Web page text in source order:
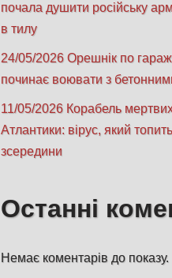
почала душити російську
в тилу
24/05/2026 Орешнік по
починає воювати з
11/05/2026 Корабель
Атлантики: вірус, який
зсередини
Останні
Немає коментарів до показу.